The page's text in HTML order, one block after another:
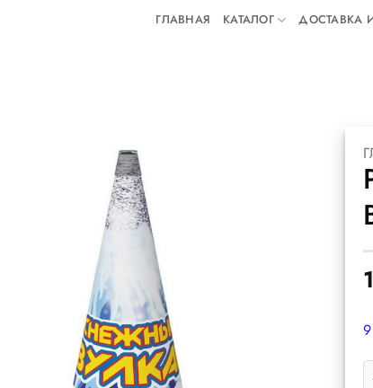
ГЛАВНАЯ КАТАЛОГ ДОСТАВКА